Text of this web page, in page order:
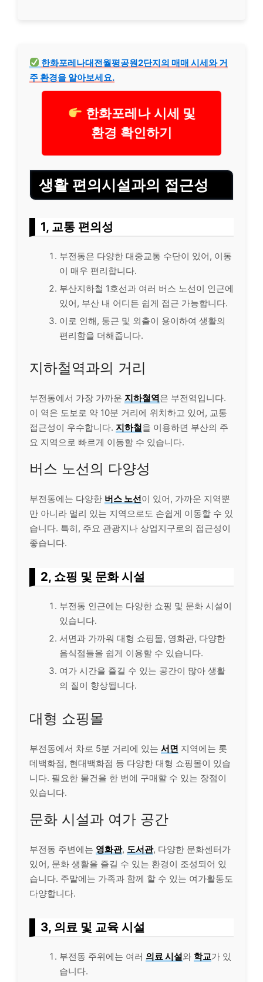
한화포레나대전월평공원2단지의 매매 시세와 거
주 환경을 알아보세요.
한화포레나 시세 및
환경 확인하기
생활 편의시설과의 접근성
1, 교통 편의성
부전동은 다양한 대중교통 수단이 있어, 이동
이 매우 편리합니다.
부산지하철 1호선과 여러 버스 노선이 인근에
있어, 부산 내 어디든 쉽게 접근 가능합니다.
이로 인해, 통근 및 외출이 용이하여 생활의
편리함을 더해줍니다.
지하철역과의 거리
부전동에서 가장 가까운 지하철역은 부전역입니다.
이 역은 도보로 약 10분 거리에 위치하고 있어, 교통
접근성이 우수합니다. 지하철을 이용하면 부산의 주
요 지역으로 빠르게 이동할 수 있습니다.
버스 노선의 다양성
부전동에는 다양한 버스 노선이 있어, 가까운 지역뿐
만 아니라 멀리 있는 지역으로도 손쉽게 이동할 수 있
습니다. 특히, 주요 관광지나 상업지구로의 접근성이
좋습니다.
2, 쇼핑 및 문화 시설
부전동 인근에는 다양한 쇼핑 및 문화 시설이
있습니다.
서면과 가까워 대형 쇼핑몰, 영화관, 다양한
음식점들을 쉽게 이용할 수 있습니다.
여가 시간을 즐길 수 있는 공간이 많아 생활
의 질이 향상됩니다.
대형 쇼핑몰
부전동에서 차로 5분 거리에 있는 서면 지역에는 롯
데백화점, 현대백화점 등 다양한 대형 쇼핑몰이 있습
니다. 필요한 물건을 한 번에 구매할 수 있는 장점이
있습니다.
문화 시설과 여가 공간
부전동 주변에는 영화관, 도서관, 다양한 문화센터가
있어, 문화 생활을 즐길 수 있는 환경이 조성되어 있
습니다. 주말에는 가족과 함께 할 수 있는 여가활동도
다양합니다.
3, 의료 및 교육 시설
부전동 주위에는 여러 의료 시설와 학교가 있
습니다.